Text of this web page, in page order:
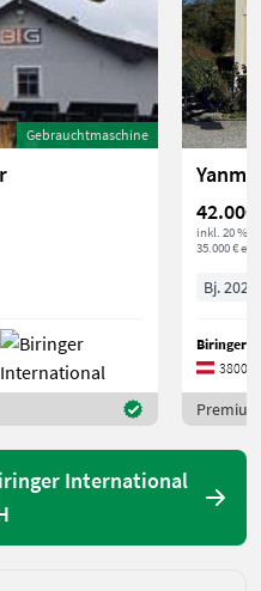
Gebrauchtmaschine
42.000
inkl. 20 %
35.000 €
Bj. 2020
Biringer
3800
International